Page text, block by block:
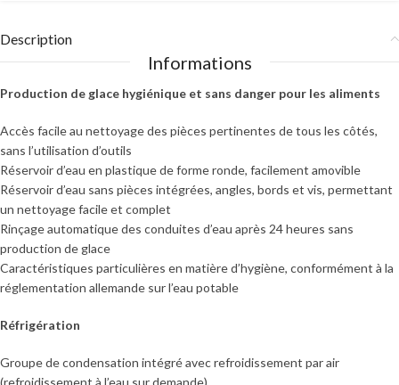
Description
Informations
Production de glace hygiénique et sans danger pour les aliments
Accès facile au nettoyage des pièces pertinentes de tous les côtés,
sans l’utilisation d’outils
Réservoir d’eau en plastique de forme ronde, facilement amovible
Réservoir d’eau sans pièces intégrées, angles, bords et vis, permettant
un nettoyage facile et complet
Rinçage automatique des conduites d’eau après 24 heures sans
production de glace
Caractéristiques particulières en matière d’hygiène, conformément à la
réglementation allemande sur l’eau potable
Réfrigération
Groupe de condensation intégré avec refroidissement par air
(refroidissement à l’eau sur demande)